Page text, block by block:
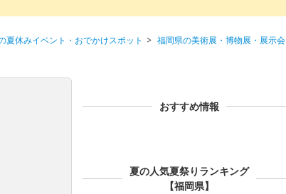
夏休みイベント・おでかけスポット
福岡県の美術展・博物展・展示会
おすすめ情報
夏の人気夏祭りランキング
【福岡県】